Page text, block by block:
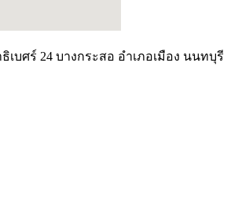
ธิเบศร์ 24 บางกระสอ อำเภอเมือง นนทบุรี